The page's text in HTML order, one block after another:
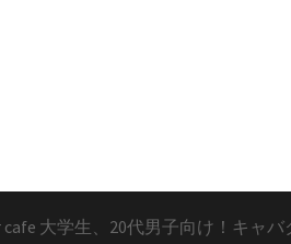
cafe 大学生、20代男子向け！キャ